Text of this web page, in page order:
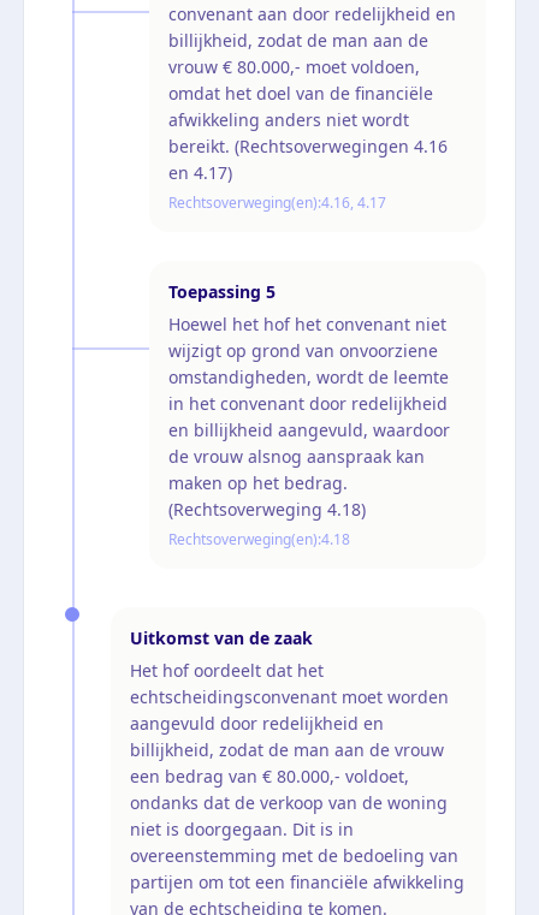
convenant aan door redelijkheid en
billijkheid, zodat de man aan de
vrouw € 80.000,- moet voldoen,
omdat het doel van de financiële
afwikkeling anders niet wordt
bereikt. (Rechtsoverwegingen 4.16
en 4.17)
Rechtsoverweging(en):4.16, 4.17
Toepassing 5
Hoewel het hof het convenant niet
wijzigt op grond van onvoorziene
omstandigheden, wordt de leemte
in het convenant door redelijkheid
en billijkheid aangevuld, waardoor
de vrouw alsnog aanspraak kan
maken op het bedrag.
(Rechtsoverweging 4.18)
Rechtsoverweging(en):4.18
Uitkomst van de zaak
Het hof oordeelt dat het
echtscheidingsconvenant moet worden
aangevuld door redelijkheid en
billijkheid, zodat de man aan de vrouw
een bedrag van € 80.000,- voldoet,
ondanks dat de verkoop van de woning
niet is doorgegaan. Dit is in
overeenstemming met de bedoeling van
partijen om tot een financiële afwikkeling
van de echtscheiding te komen.